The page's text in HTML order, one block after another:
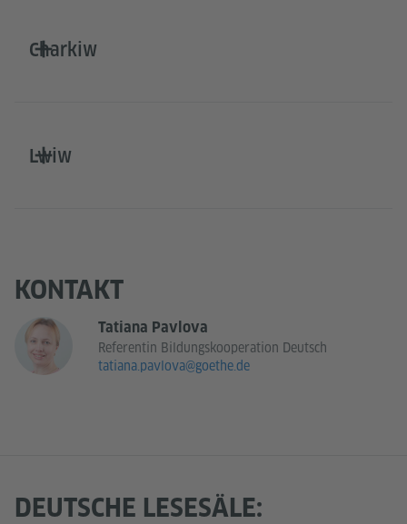
Charkiw
Lwiw
KONTAKT
Tatiana Pavlova
Referentin Bildungskooperation Deutsch
tatiana.pavlova@goethe.de
DEUTSCHE LESESÄLE: